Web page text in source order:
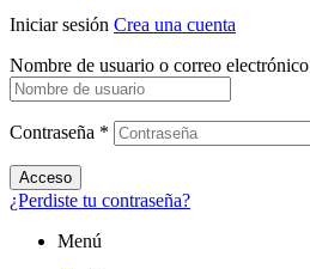
Iniciar sesión Crea una cuenta
Nombre de usuario o correo electrónico
Contraseña *
Acceso
¿Perdiste tu contraseña?
Menú